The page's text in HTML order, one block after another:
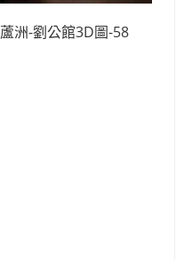
蘆洲-劉公館3D圖-58